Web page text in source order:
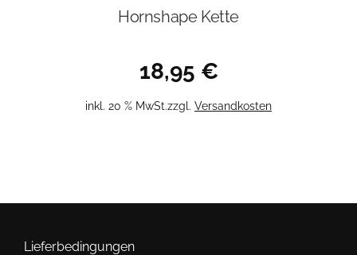
Hornshape Kette
18,95 €
inkl. 20 % MwSt.zzgl. Versandkosten
Lieferbedingungen